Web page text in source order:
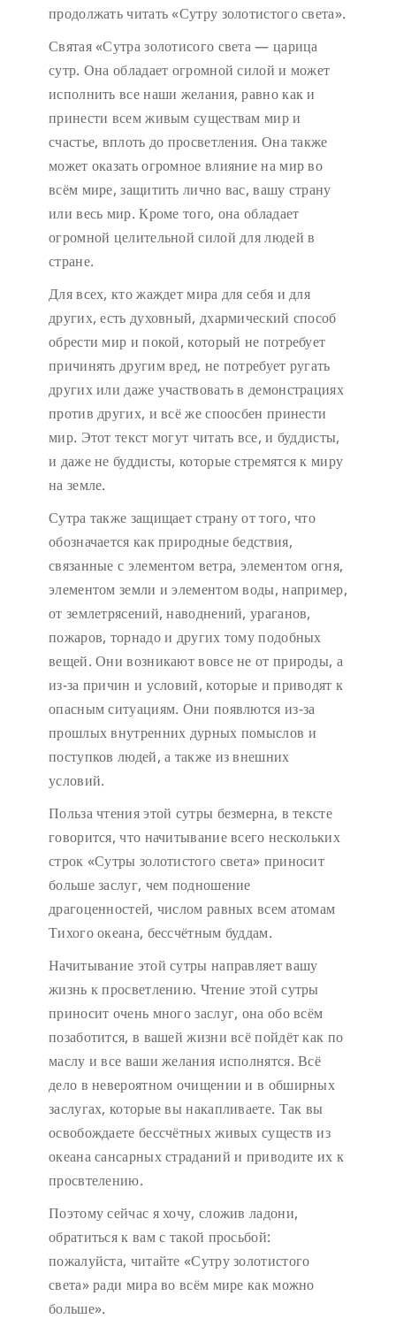
продолжать читать «Сутру золотистого света».
Святая «Сутра золотисого света — царица
сутр. Она обладает огромной силой и может
исполнить все наши желания, равно как и
принести всем живым существам мир и
счастье, вплоть до просветления. Она также
может оказать огромное влияние на мир во
всём мире, защитить лично вас, вашу страну
или весь мир. Кроме того, она обладает
огромной целительной силой для людей в
стране.
Для всех, кто жаждет мира для себя и для
других, есть духовный, дхармический способ
обрести мир и покой, который не потребует
причинять другим вред, не потребует ругать
других или даже участвовать в демонстрациях
против других, и всё же споосбен принести
мир. Этот текст могут читать все, и буддисты,
и даже не буддисты, которые стремятся к миру
на земле.
Сутра также защищает страну от того, что
обозначается как природные бедствия,
связанные с элементом ветра, элементом огня,
элементом земли и элементом воды, например,
от землетрясений, наводнений, ураганов,
пожаров, торнадо и других тому подобных
вещей. Они возникают вовсе не от природы, а
из-за причин и условий, которые и приводят к
опасным ситуациям. Они появлются из-за
прошлых внутренних дурных помыслов и
поступков людей, а также из внешних
условий.
Польза чтения этой сутры безмерна, в тексте
говорится, что начитывание всего нескольких
строк «Сутры золотистого света» приносит
больше заслуг, чем подношение
драгоценностей, числом равных всем атомам
Тихого океана, бессчётным буддам.
Начитывание этой сутры направляет вашу
жизнь к просветлению. Чтение этой сутры
приносит очень много заслуг, она обо всём
позаботится, в вашей жизни всё пойдёт как по
маслу и все ваши желания исполнятся. Всё
дело в невероятном очищении и в обширных
заслугах, которые вы накапливаете. Так вы
освобождаете бессчётных живых существ из
океана сансарных страданий и приводите их к
просвтелению.
Поэтому сейчас я хочу, сложив ладони,
обратиться к вам с такой просьбой:
пожалуйста, читайте «Сутру золотистого
света» ради мира во всём мире как можно
больше».